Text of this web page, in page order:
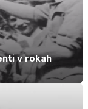
v rokah